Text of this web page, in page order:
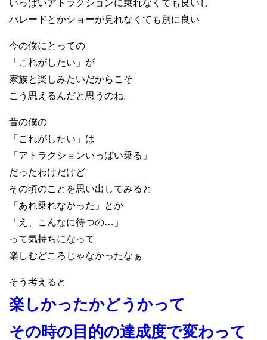
いっぱいアトラクションに乗れなくても良いし
パレードとかショーが見れなくても別に良い
今の僕にとっての
「これがしたい」が
家族と楽しみたいだからこそ
こう思えるんだと思うのね。
昔の僕の
「これがしたい」は
「アトラクションいっぱい乗る」
だったわけだけど
その頃のことを思い出してみると
「あれ乗れなかった」とか
「え、こんなに待つの…」
って気持ちになって
楽しむどころじゃなかったなぁ
そう考えると
楽しかったかどうかって
その時の目的の達成度で変わって